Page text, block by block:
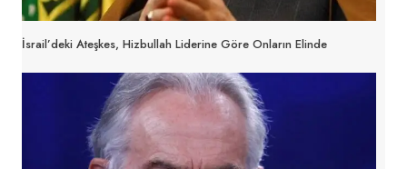
İsrail’deki Ateşkes, Hizbullah Liderine Göre Onların Elinde